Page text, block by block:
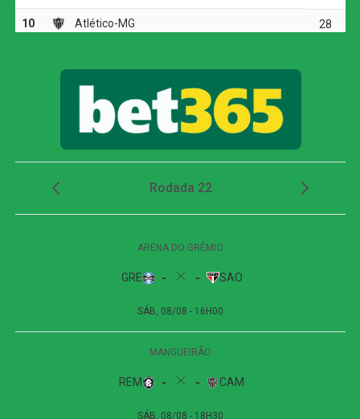
Palmeiras inicia preparação para jogo de volta
Paulinho vira preocupação
Dois minutos mais tarde, Yuri Alberto recebeu um
lançamento de Allan, invadiu a área, mas não conseguiu
finalizar bem e chutou em cima do goleiro adversário.
O Athletico-PR respondeu aos 27 minutos, em uma
finalização, porém, explodiu no travessão e quase
Apesar das tentativas das duas equipes na etapa final, o